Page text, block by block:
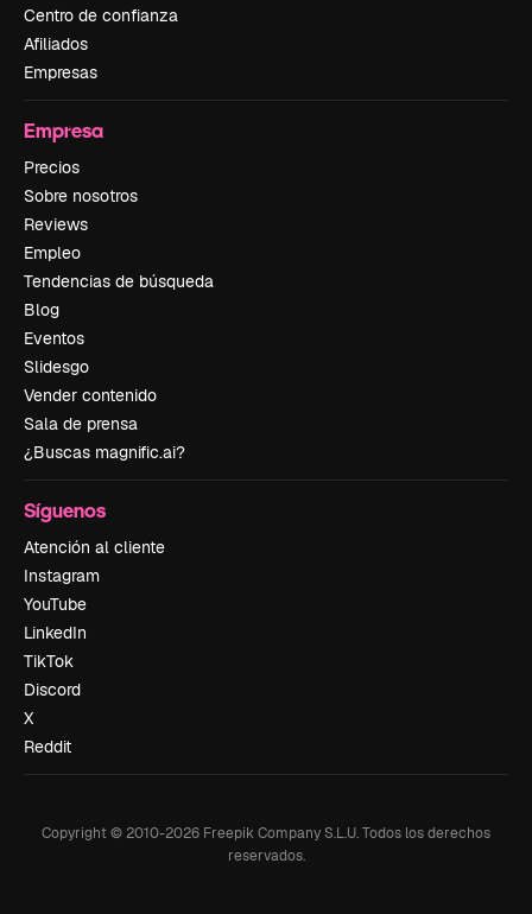
Centro de confianza
Afiliados
Empresas
Empresa
Precios
Sobre nosotros
Reviews
Empleo
Tendencias de búsqueda
Blog
Eventos
Slidesgo
Vender contenido
Sala de prensa
¿Buscas magnific.ai?
Síguenos
Atención al cliente
Instagram
YouTube
LinkedIn
TikTok
Discord
X
Reddit
Copyright © 2010-2026 Freepik Company S.L.U.Todos los derechos
reservados.